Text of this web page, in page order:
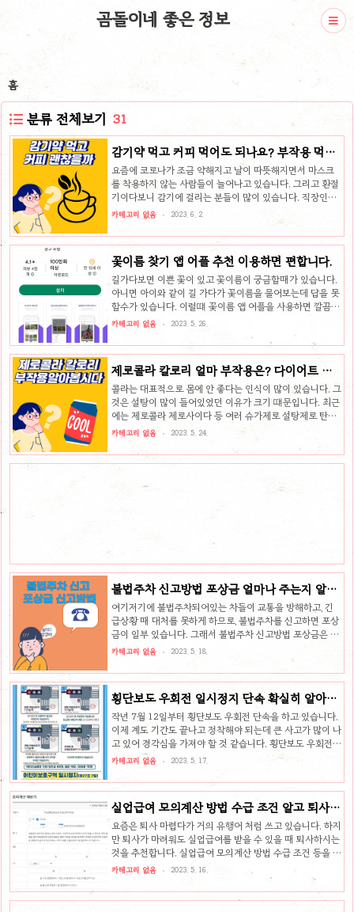
곰돌이네 좋은 정보
홈
분류 전체보기 31
감기약 먹고 커피 먹어도 되나요? 부작용 먹지
말라는 이유
요즘에 코로나가 조금 약해지고 날이 따뜻해지면서 마스크
를 착용하지 않는 사람들이 늘어나고 있습니다. 그리고 환절
기이다보니 감기에 걸리는 분들이 많이 있습니다. 직장인들
은 커피가 기본인데 감기약 먹고 커피 먹어도 될까요? 제가
궁금해서 찾아보고 정리해 보았습니다. 감기약 먹고 커피 괜
찮을까? 결론부터 말하면, 왠만한 상황이면 감기약 먹고 커
이유는 카페인 입니다. 감기약은 일반적으로 졸리게 하는 성
분이 있기 때문에 카페인 성분을 포함하고 있는 경우가 대부
분입니다. 그리고 에페드린이란 성분도 많이 들어 있는데, 이
성분은 심장박동을 빠르게 하고 혈압을 상승을 시키는 효과
를 가지고 있습니다. 그러므로 약의 카페인 성분+커피(카페
카테고리 없음 2023. 6. 2.
꽃이름 찾기 앱 어플 추천 이용하면 편합니다.
길가다보면 이쁜 꽃이 있고 꽃이름이 궁금할때가 있습니다.
아니면 아이와 같이 길 가다가 꽃이름을 물어보는데 답을 못
할수가 있습니다. 이럴떄 꽃이름 앱 어플을 사용하면 깔끔히
문제가 해결됩니다. 여러 앱들이 많지만 그중에 가장 뛰어난
많이 사용되는 꽃이름 찾기 앱이 모야모 와 PictursThis 앱
화를 하는등 말이 많기 때문에 픽쳐디스앱을 사용하는 것을
추천합니다. 아래의 사진을 누르면 바로 안드로이드는 바로
다운 받을수 있게 링크 연결해놓았습니다. 앱 사용법 앱을 다
운 받으신 뒤, 찍어놓은 사진이나, 바로 사진을 찍어서 업로
드하면 바로 앱에서 사진을 판단해서 꽃 이름을 알려줍니다.
카테고리 없음 2023. 5. 26.
제로콜라 칼로리 얼마 부작용은? 다이어트 콜
라 탄산음료에 대해 알아봅시다
콜라는 대표적으로 몸에 안 좋다는 인식이 많이 있습니다. 그
것은 설탕이 많이 들어있었던 이유가 크기 떄문입니다. 최근
에는 제로콜라 제로사이다 등 여러 슈가제로 설탕제로 탄산
이 많이 나와서 인기가 많은데 이것들에 대해서 알아보겠습
에 대해서 정리했습니다. 제로콜라 칼로리 먼저 제로 콜라는
하지만 제로콜라에도 단맛을 위한 인공감미료(대부분 아스
카테고리 없음 2023. 5. 24.
불법주차 신고방법 포상금 얼마나 주는지 알아
봅시다 불법차 과태료는?
여기저기에 불법주차되어있는 차들이 교통을 방해하고, 긴
급상황 때 대처를 못하게 하므로, 불법주차를 신고하면 포상
금이 일부 있습니다. 그래서 불법주차 신고방법 포상금은 얼
마나 되는지에 대해 알아보았습니다. 불법주차 신고 포상금
는 마일리지가 적립되며, 세금 포인트 및 공연관랑권 입장권
받을수 있다고 합니다. 현금으로 지급하면서 일부 행정상에
문제가 자주 발생하면서, 마일리지 적립 방식으로 바뀐게 아
닌가 의심됩니다. 하지만 바뀐 이유는 공표하지 않아 찾을수
없었습니다. 불법주차 기준 아무대나 차를 주차했다고 불법
주차가 아닙니다. 그래서 신고할때도 불법주차 기준이 필요
카테고리 없음 2023. 5. 18.
횡단보도 우회전 일시정지 단속 확실히 알아봅
시다. 어떻게 돌아야 할까요 과태료 벌점 정리
작년 7월 12일부터 횡단보도 우회전 단속을 하고 있습니다.
이제 계도 기간도 끝나고 정착해야 되는데 큰 사고가 많이 나
고 있어 경각심을 가져야 할 것 같습니다. 횡단보도 우회전
일시정지 단속에 대해서 알아보고 위반시 과태료 벌점 도 같
떻게 할까 아래의 사진을 보고 상황에 맞게 운전하셔야 할 것
니다. 여기서 일시정지는 모든 바퀴가 일시적으로 완전히 정
지 하는 것을 말합니다. 그냥 서행이 아닌 완전 정지입니다.
아래 1번 그림과 같이 차량 직진 신호는 적색이면서, 오른쪽
횡단보도를 돌때 일단은 일시정지 합니다. 여기서 보행자가
없다면 서행하여 우회전 하면 됩니다. 2번 그림의 상황은 차
카테고리 없음 2023. 5. 17.
실업급여 모의계산 방법 수급 조건 알고 퇴사하
세요
요즘은 퇴사 마렵다가 거의 유행어 처럼 쓰고 있습니다. 하지
만 퇴사가 마려워도 실업급여를 받을 수 있을 때 퇴사하시는
것을 추천합니다. 실업급여 모의계산 방법 수급 조건 등을 알
고 퇴사하세요. 실업급여 모의계산 방법 고용노동부 사이트
에서 실업급여 모의계산을 할수 있습니다. 아래 사진을 누르
면 바로 사이트로 접속합니다. . 위의 사진을 누르면 바로 위
카테고리 없음 2023. 5. 16.